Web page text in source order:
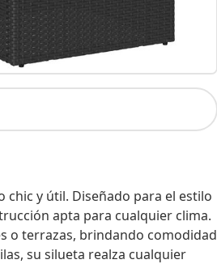
y útil. Diseñado para el estilo
apta para cualquier clima.
o terrazas, brindando comodidad
su silueta realza cualquier